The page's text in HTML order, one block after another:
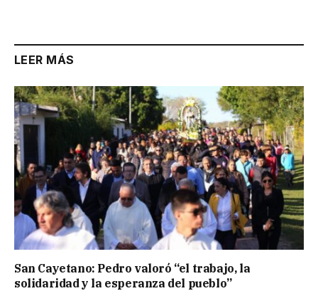
LEER MÁS
San Cayetano: Pedro valoró “el trabajo, la
solidaridad y la esperanza del pueblo”